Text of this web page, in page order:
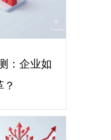
：企业如